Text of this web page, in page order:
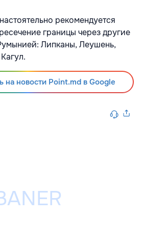
рекомендуется
границы через другие
Липканы, Леушень,
на новости Point.md в Google